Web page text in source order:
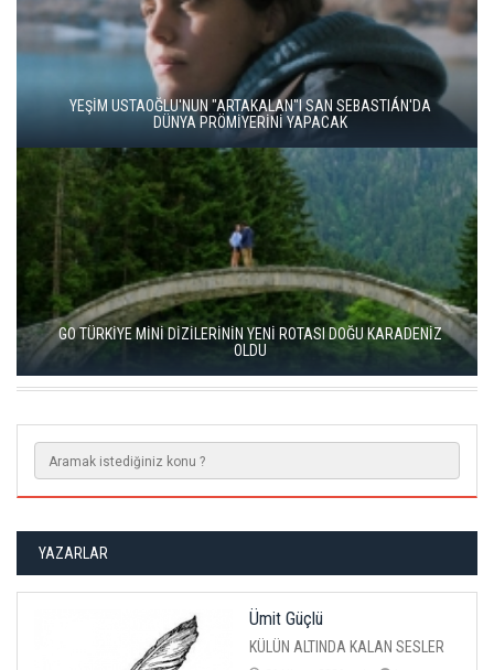
YEŞİM USTAOĞLU'NUN "ARTAKALAN"I SAN SEBASTIÁN'DA
DÜNYA PRÖMİYERİNİ YAPACAK
GO TÜRKİYE MİNİ DİZİLERİNİN YENİ ROTASI DOĞU KARADENİZ
OLDU
YAZARLAR
Ümit Güçlü
KÜLÜN ALTINDA KALAN SESLER